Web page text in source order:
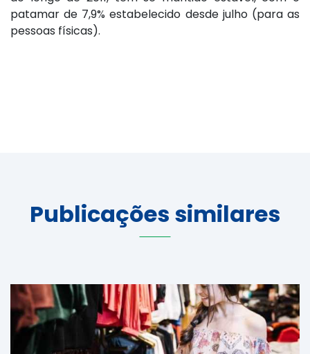
patamar de 7,9% estabelecido desde julho (para as
pessoas físicas).
Publicações similares